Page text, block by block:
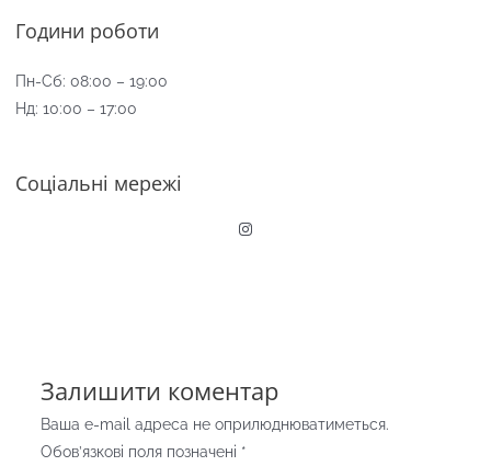
Години роботи
Пн-Сб: 08:00 – 19:00
Нд: 10:00 – 17:00
Соціальні мережі
Instagram
Залишити коментар
Ваша e-mail адреса не оприлюднюватиметься.
Обов’язкові поля позначені *